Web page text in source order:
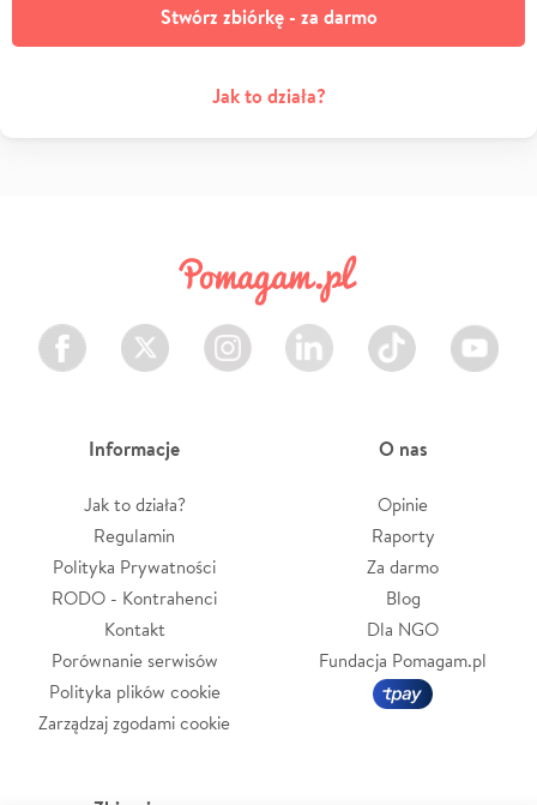
Stwórz zbiórkę - za darmo
Jak to działa?
Facebook Twitter Instagram LinkedIn TikTok Youtube
Informacje
Jak to działa?
Regulamin
Polityka Prywatności
RODO - Kontrahenci
Kontakt
Porównanie serwisów
Polityka plików cookie
Zarządzaj zgodami cookie
O nas
Opinie
Raporty
Za darmo
Blog
Dla NGO
Fundacja Pomagam.pl